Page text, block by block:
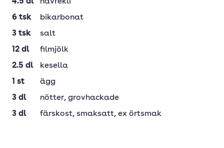
6 tsk
bikarbonat
3 tsk
salt
12 dl
filmjölk
2.5 dl
kesella
1 st
ägg
3 dl nötter, grovhackade
3 dl färskost, smaksatt, ex örtsmak